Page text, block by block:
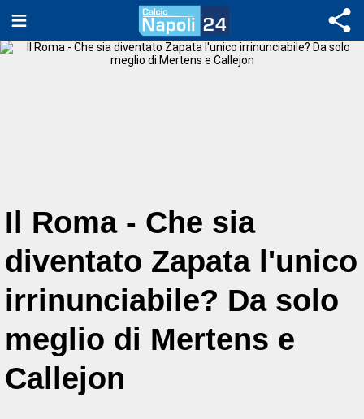
Il Roma - Che sia
diventato Zapata l'unico
irrinunciabile? Da solo
meglio di Mertens e
Callejon